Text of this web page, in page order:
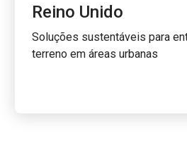
Reino Unido
Soluções sustentáveis para
terreno em áreas urbanas